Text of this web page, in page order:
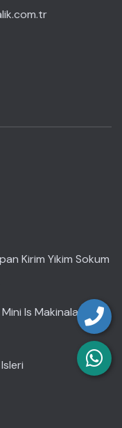
Kirim Yikim Sokum
Is Makinalari